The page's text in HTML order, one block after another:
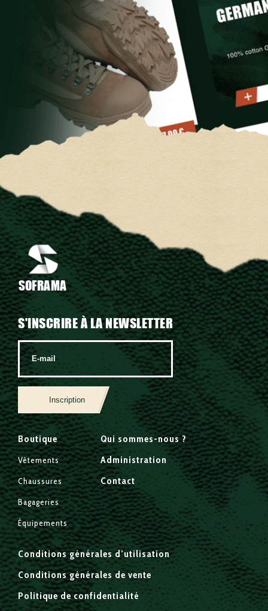
SOFRAMA
S'INSCRIRE À LA NEWSLETTER
Inscription
Boutique
Vêtements
Chaussures
Bagageries
Équipements
Qui sommes-nous ?
Administration
Contact
Conditions générales d’utilisation
Conditions générales de vente
Politique de confidentialité